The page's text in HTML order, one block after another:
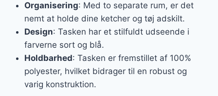
Organisering: Med to separate rum, er det
nemt at holde dine ketcher og tøj adskilt.
Design: Tasken har et stilfuldt udseende i
farverne sort og blå.
Holdbarhed: Tasken er fremstillet af 100%
polyester, hvilket bidrager til en robust og
varig konstruktion.